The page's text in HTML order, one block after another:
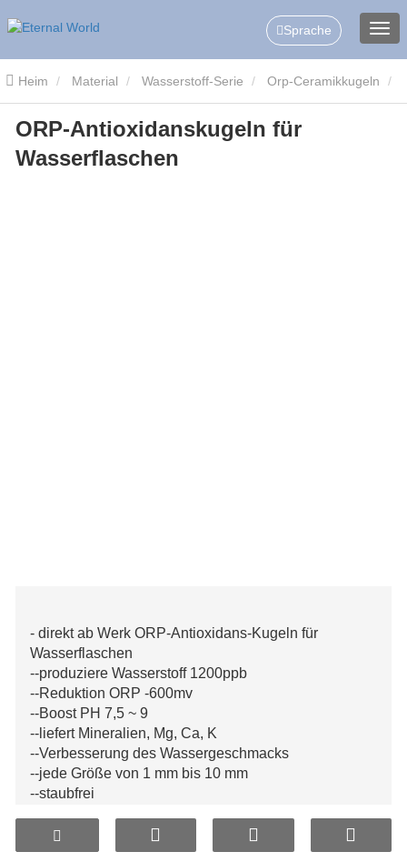
Sprache
Heim Material Wasserstoff-Serie Orp-Ceramikkugeln
ORP-Antioxidanskugeln für Wasserflaschen
ORP-Antioxidanskugeln für
Wasserflaschen
- direkt ab Werk ORP-Antioxidans-Kugeln für
Wasserflaschen
--produziere Wasserstoff 1200ppb
--Reduktion ORP -600mv
--Boost PH 7,5 ~ 9
--liefert Mineralien, Mg, Ca, K
--Verbesserung des Wassergeschmacks
--jede Größe von 1 mm bis 10 mm
--staubfrei